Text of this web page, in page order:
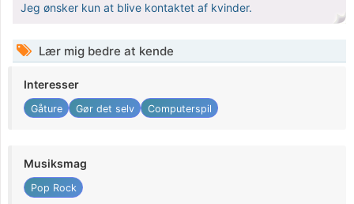
Jeg ønsker kun at blive kontaktet af kvinder.
Lær mig bedre at kende
Interesser
Gåture Gør det selv Computerspil
Musiksmag
Pop Rock